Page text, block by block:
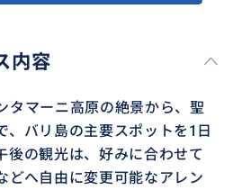
内容
タマーニ高原の絶景から、聖
、バリ島の主要スポットを1日
後の観光は、好みに合わせて
どへ自由に変更可能なアレン